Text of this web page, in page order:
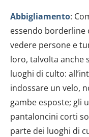
Abbigliamento:
essendo borderline
vedere persone e
loro, talvolta anche
luoghi di culto:
indossare un velo,
gambe esposte; gli
pantaloncini corti
parte dei luoghi di